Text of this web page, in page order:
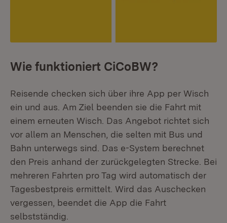
Wie funktioniert CiCoBW?
Reisende checken sich über ihre App per Wisch
ein und aus. Am Ziel beenden sie die Fahrt mit
einem erneuten Wisch. Das Angebot richtet sich
vor allem an Menschen, die selten mit Bus und
Bahn unterwegs sind. Das e-System berechnet
den Preis anhand der zurückgelegten Strecke. Bei
mehreren Fahrten pro Tag wird automatisch der
Tagesbestpreis ermittelt. Wird das Auschecken
vergessen, beendet die App die Fahrt
selbstständig.